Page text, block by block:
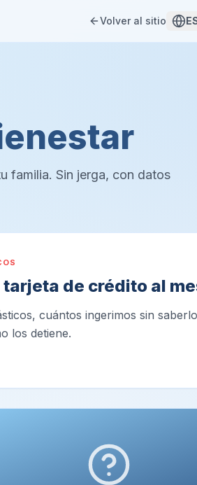
Volver al sitio
familia. Sin jerga, con datos
tarjeta de crédito al
cuántos ingerimos sin
los detiene.